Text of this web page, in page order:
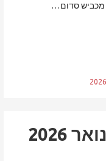
מכביש סדום…
2026